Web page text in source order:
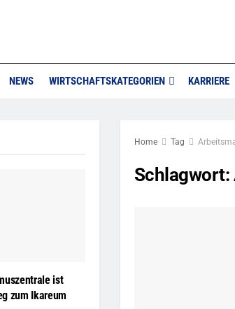
NEWS WIRTSCHAFTSKATEGORIEN KARRIERE
Home Tag
Schlagwort:
ist
zum Ikareum